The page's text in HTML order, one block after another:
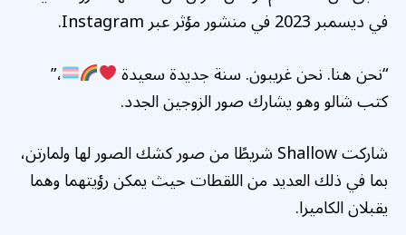
في ديسمبر 2023 في منشور مؤثر عبر Instagram.
“نحن هنا. نحن غريبون. سنة جديدة سعيدة
،”
كتب شالو وهو يشارك صور الزوجين الجدد.
شاركت Shallow شريطًا من صور كشك الصور لها ولمارتن،
بما في ذلك العديد من اللقطات حيث يمكن رؤيتهما وهما
يقبلان الكاميرا.